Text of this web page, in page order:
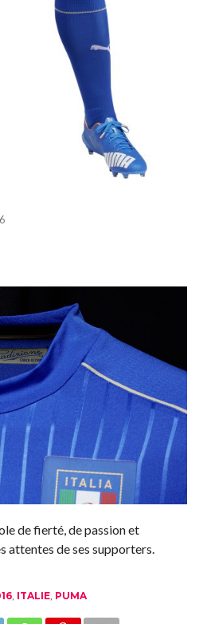
de fierté, de passion et
attentes de ses supporters.
, ITALIE, PUMA